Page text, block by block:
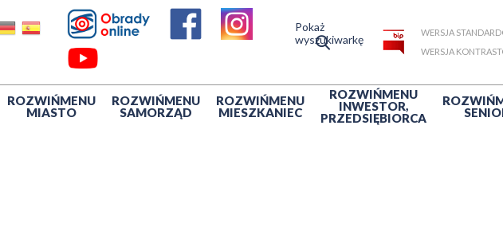
Pokaż
wyszukiwarkę
WERSJA
WERSJA
ROZWIŃMENU
MIASTO
ROZWIŃMENU
SAMORZĄD
ROZWIŃMENU
MIESZKANIEC
ROZWIŃMENU
INWESTOR,
PRZEDSIĘBIORCA
ROZWIŃ